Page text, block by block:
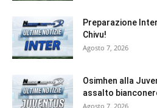
Preparazione
Chivu!
Agosto 7, 2026
Osimhen alla
assalto
Agosto 7, 2026